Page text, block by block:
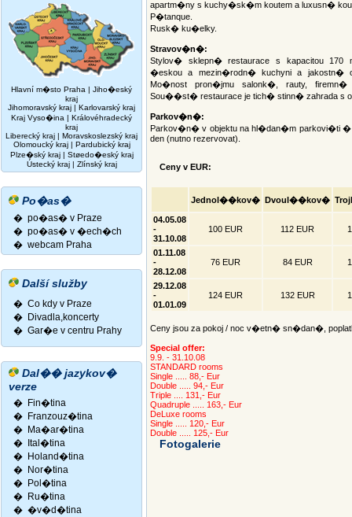
Hlavní m�sto Praha | Jiho�eský
kraj
Jihomoravský kraj | Karlovarský kraj
Kraj Vyso�ina | Královéhradecký
kraj
Liberecký kraj | Moravskoslezský kraj
Olomoucký kraj| Pardubický kraj
Plze�ský kraj| Støedo�eský kraj
Ústecký kraj| Zlínský kraj
Po�as�
� po�as� v Praze
� po�as� v �ech�ch
� webcam Praha
Další služby
� Co kdy v Praze
� Divadla,koncerty
� Gar�e v centru Prahy
Dal�� jazykov�
verze
� Fin�tina
� Franzouz�tina
� Ma�ar�tina
�
Ital�tina
� Holand�tina
� Nor�tina
� Pol�tina
� Ru�tina
� �v�d�tina
apartm�ny s kuchy�sk�m koutem a luxusn�
P�tanque.
Rusk� ku�elky.
Stravov�n�:
Stylov� sklepn� restaurace s kapacitou
�eskou a mezin�rodn� kuchyni a jakostn�
Mo�nost pron�jmu salonk�, rauty, firemn�
Sou��st� restaurace je tich� stinn� zahrada s
Parkov�n�:
Parkov�n� v objektu na hl�dan�m parkovi�ti �
den (nutno rezervovat).
Ceny v EUR:
Jednol��kov� Dvoul��kov�
04.05.08
-
31.10.08
100 EUR 112 EUR
01.11.08
-
28.12.08
76 EUR 84 EUR
29.12.08
-
01.01.09
124 EUR 132 EUR
Ceny jsou za pokoj / noc v�etn� sn�dan�,
Special offer:
9.9. - 31.10.08
STANDARD rooms
Single ..... 88,- Eur
Double ..... 94,- Eur
Triple .... 131,- Eur
Quadruple ..... 163,- Eur
DeLuxe rooms
Single ..... 120,- Eur
Double ..... 125,- Eur
Fotogalerie